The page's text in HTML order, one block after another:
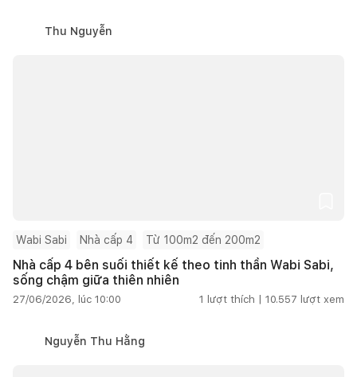
Thu Nguyễn
Wabi Sabi Nhà cấp 4 Từ 100m2 đến 200m2
Nhà cấp 4 bên suối thiết kế theo tinh thần Wabi Sabi,
sống chậm giữa thiên nhiên
27/06/2026, lúc 10:00 1 lượt thích | 10.557 lượt xem
Nguyễn Thu Hằng